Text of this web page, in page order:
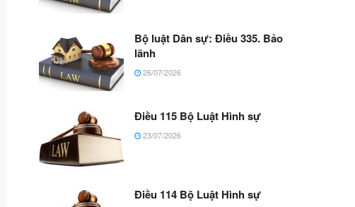
Bộ luật Dân sự: Điều 335. Bảo
lãnh
26/07/2026
Điều 115 Bộ Luật Hình sự
23/07/2026
Điều 114 Bộ Luật Hình sự